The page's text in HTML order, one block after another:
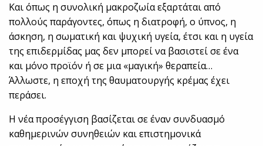
Και όπως η συνολική μακροζωία εξαρτάται από
πολλούς παράγοντες, όπως η διατροφή, ο ύπνος, η
άσκηση, η σωματική και ψυχική υγεία, έτσι και η υγεία
της επιδερμίδας μας δεν μπορεί να βασιστεί σε ένα
και μόνο προϊόν ή σε μια «μαγική» θεραπεία…
Άλλωστε, η εποχή της θαυματουργής κρέμας έχει
περάσει.
Η νέα προσέγγιση βασίζεται σε έναν συνδυασμό
καθημερινών συνηθειών και επιστημονικά